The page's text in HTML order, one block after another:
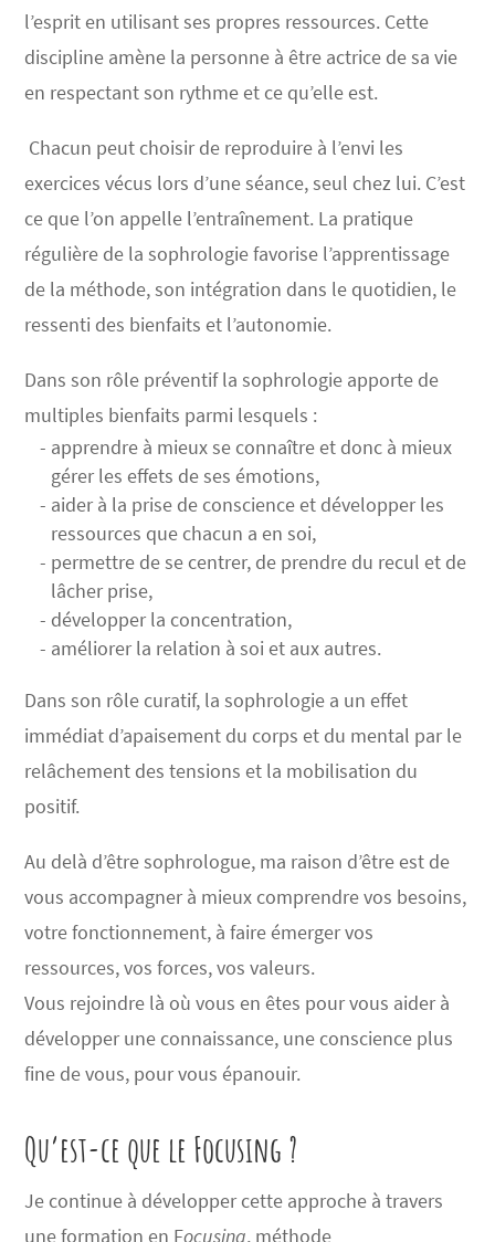
l’esprit en utilisant ses propres ressources. Cette
discipline amène la personne à être actrice de sa vie
en respectant son rythme et ce qu’elle est.
Chacun peut choisir de reproduire à l’envi les
exercices vécus lors d’une séance, seul chez lui. C’est
ce que l’on appelle l’entraînement. La pratique
régulière de la sophrologie favorise l’apprentissage
de la méthode, son intégration dans le quotidien, le
ressenti des bienfaits et l’autonomie.
Dans son rôle préventif la sophrologie apporte de
multiples bienfaits parmi lesquels :
apprendre à mieux se connaître et donc à mieux
gérer les effets de ses émotions,
aider à la prise de conscience et développer les
ressources que chacun a en soi,
permettre de se centrer, de prendre du recul et de
lâcher prise,
développer la concentration,
améliorer la relation à soi et aux autres.
Dans son rôle curatif, la sophrologie a un effet
immédiat d’apaisement du corps et du mental par le
relâchement des tensions et la mobilisation du
positif.
Au delà d’être sophrologue, ma raison d’être est de
vous accompagner à mieux comprendre vos besoins,
votre fonctionnement, à faire émerger vos
ressources, vos forces, vos valeurs.
Vous rejoindre là où vous en êtes pour vous aider à
développer une connaissance, une conscience plus
fine de vous, pour vous épanouir.
Qu’est-ce que le Focusing ?
Je continue à développer cette approche à travers
une formation en Focusing, méthode